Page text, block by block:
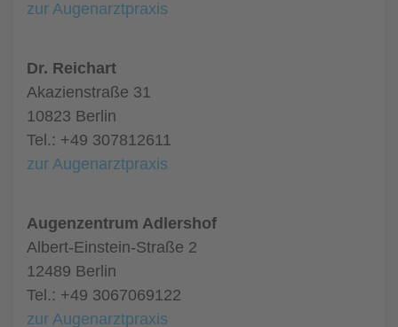
zur Augenarztpraxis
Dr. Reichart
Akazienstraße 31
10823 Berlin
Tel.: +49 307812611
zur Augenarztpraxis
Augenzentrum Adlershof
Albert-Einstein-Straße 2
12489 Berlin
Tel.: +49 3067069122
zur Augenarztpraxis